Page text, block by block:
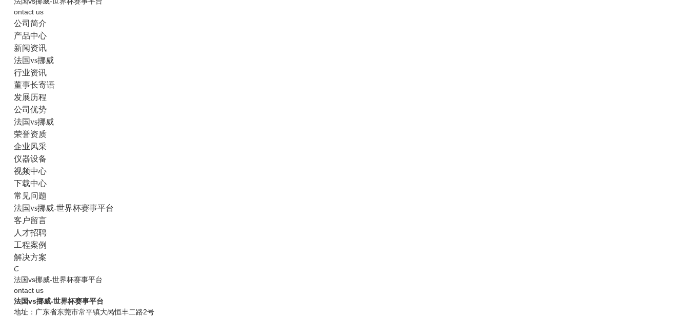
ontact us
公司简介
产品中心
新闻资讯
法国vs挪威
行业资讯
董事长寄语
发展历程
公司优势
法国vs挪威
荣誉资质
企业风采
仪器设备
视频中心
下载中心
常见问题
法国vs挪威-世界杯赛事平台
客户留言
人才招聘
工程案例
解决方案
C
法国vs挪威-世界杯赛事平台
ontact us
法国vs挪威-世界杯赛事平台
地址：广东省东莞市常平镇大呙恒丰二路2号